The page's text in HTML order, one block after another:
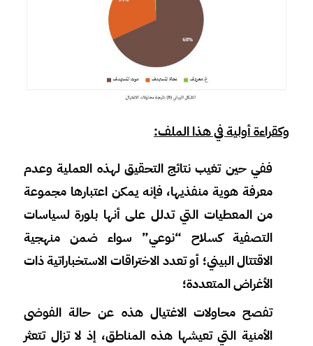
وكقراءة أولية في هذا الملف:
ففي حين تغيب نتائج التحقيق لهذه العملية وعدم
معرفة هوية منفذيها، فإنه يمكن اعتبارها مجموعة
من المعطيات التي تدلل على أنها بلورة لسياسات
التصفية كسلاح “نوعي” سواء ضمن منهجية
الاقتتال البيني؛ أو تعدد الاختراقات الاستخباراتية ذات
الأغراض المتعددة؛
تفصح محاولات الاغتيال هذه عن حالة الفوضى
الأمنية التي تعيشها هذه المناطق، إذ لا تزال تتعثر